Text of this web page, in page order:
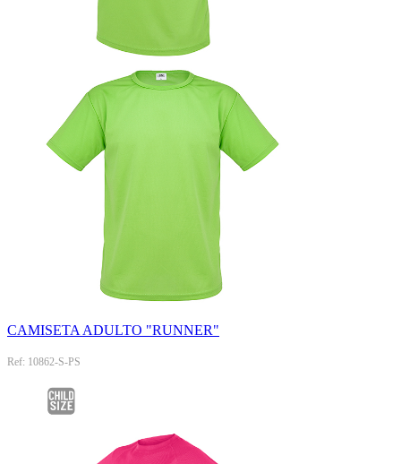
CAMISETA ADULTO "RUNNER"
Ref: 10862-S-PS